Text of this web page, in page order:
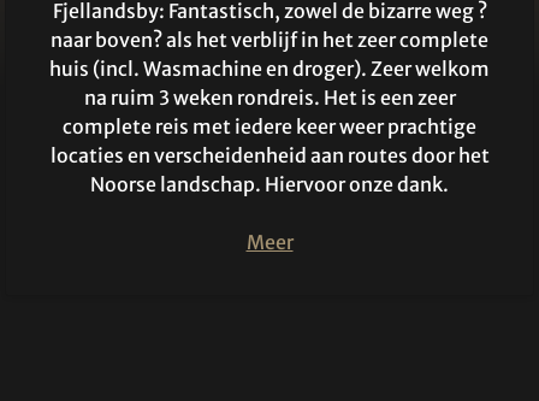
Fjellandsby: Fantastisch, zowel de bizarre weg ?
naar boven? als het verblijf in het zeer complete
huis (incl. Wasmachine en droger). Zeer welkom
na ruim 3 weken rondreis. Het is een zeer
complete reis met iedere keer weer prachtige
locaties en verscheidenheid aan routes door het
Noorse landschap. Hiervoor onze dank.
Meer